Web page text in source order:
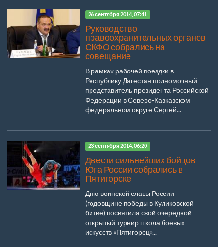
26 сентября 2014, 07:41
Руководство
правоохранительных органов
СКФО собрались на
совещание
В рамках рабочей поездки в
Республику Дагестан полномочный
представитель президента Российской
Федерации в Северо-Кавказском
федеральном округе Сергей...
23 сентября 2014, 06:20
Двести сильнейших бойцов
Юга России собрались в
Пятигорске
Дню воинской славы России
(годовщине победы в Куликовской
битве) посвятила свой очередной
открытый турнир школа боевых
искусств «Пятигорец»...